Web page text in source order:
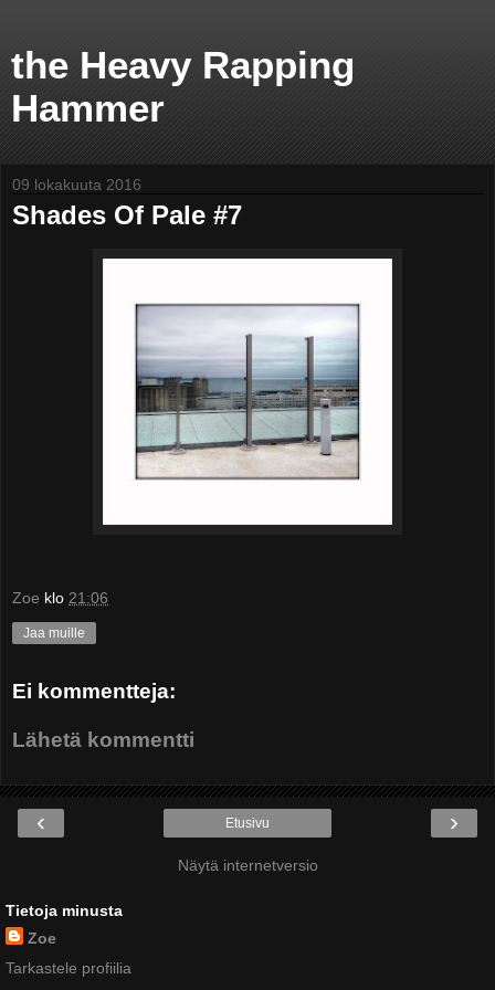
the Heavy Rapping
Hammer
09 lokakuuta 2016
Shades Of Pale #7
Zoe klo 21:06
Jaa muille
Ei kommentteja:
Lähetä kommentti
‹ ›
Etusivu
Näytä internetversio
Tietoja minusta
Zoe
Tarkastele profiilia